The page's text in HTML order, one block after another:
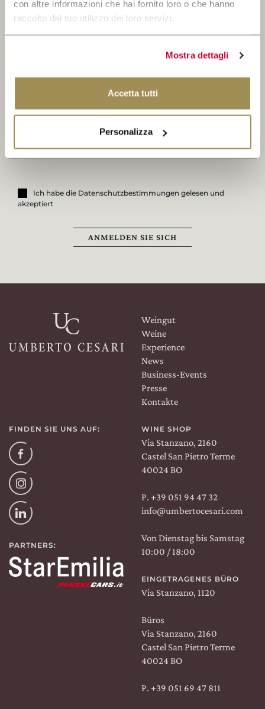
con altre informazioni che hai fornito loro o che hanno
raccolto dal tuo utilizzo dei loro servizi.
Mostra dettagli
Accetta tutti
Personalizza
Bleiben Sie über alle Neuigkeiten auf
dem Laufenden.
Ich habe die Datenschutzbestimmungen gelesen und
akzeptiert
ANMELDEN SIE SICH
Weingut
Weine
Experience
News
Business-Events
Presse
Kontakte
FINDEN SIE UNS AUF:
Facebook
Instagram
Linkedin
PARTNERS:
WINE SHOP
Via Stanzano, 2160
Castel San Pietro Terme
40024 BO
P. +39 051 94 47 32
info@umbertocesari.com
Von Dienstag bis Samstag
10:00 / 18:00
EINGETRAGENES BÜRO
Via Stanzano, 1120
Büros
Via Stanzano, 2160
Castel San Pietro Terme
40024 BO
P. +39 051 69 47 811